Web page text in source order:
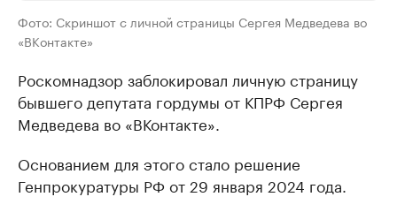
Фото: Скриншот с личной страницы Сергея Медведева во
«ВКонтакте»
Роскомнадзор заблокировал личную страницу
бывшего депутата гордумы от КПРФ Сергея
Медведева во «ВКонтакте».
Основанием для этого стало решение
Генпрокуратуры РФ от 29 января 2024 года.